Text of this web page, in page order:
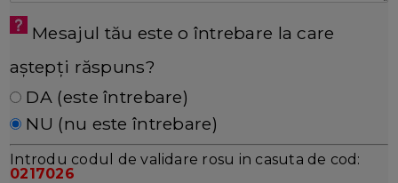
Mesajul tău este o întrebare la care
aștepți răspuns?
DA (este întrebare)
NU (nu este întrebare)
Introdu codul de validare rosu in casuta de cod:
0217026